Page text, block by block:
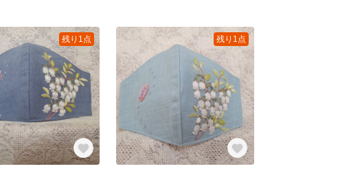
残り1点 残り1点